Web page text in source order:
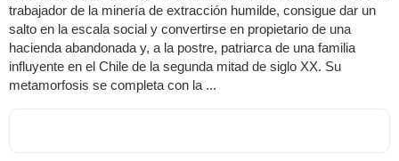
trabajador de la minería de extracción humilde, consigue dar un
salto en la escala social y convertirse en propietario de una
hacienda abandonada y, a la postre, patriarca de una familia
influyente en el Chile de la segunda mitad de siglo XX. Su
metamorfosis se completa con la ...